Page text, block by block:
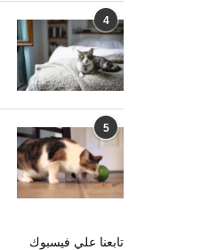
4
5
تابعنا علي فيسبوك